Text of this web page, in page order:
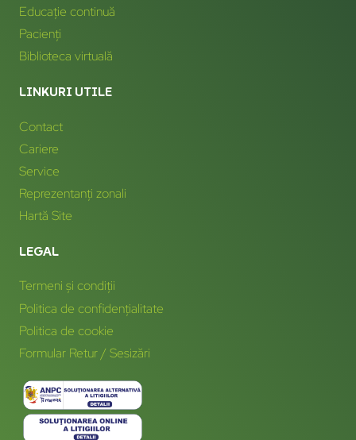
Educație continuă
Pacienți
Biblioteca virtuală
LINKURI UTILE
Contact
Cariere
Service
Reprezentanți zonali
Hartă Site
LEGAL
Termeni și condiții
Politica de confidențialitate
Politica de cookie
Formular Retur / Sesizări